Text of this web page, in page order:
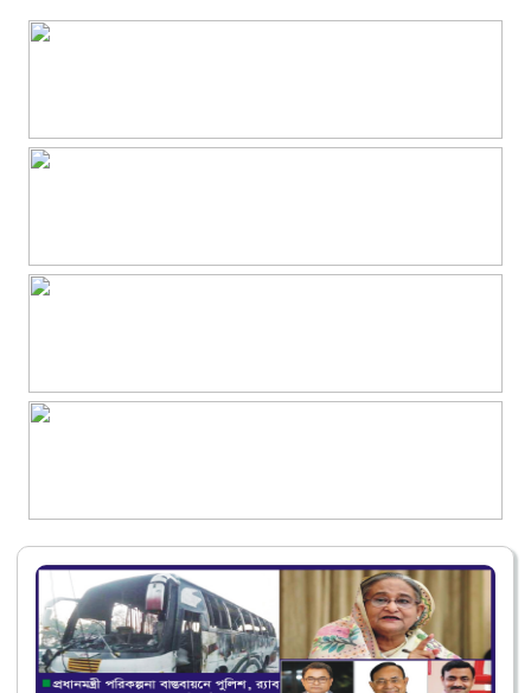
কুমিল্লায় বিপুল মাদক ধ্বংস, দুই মাসে ২৫টি পুশইনের চেষ্টা প্রতিহত করেছে
অর্জন
স্পোকার্নিভাল ২.০ অনুষ্ঠিত হবে আগামীকাল
হোমনায় আইনশৃঙ্খলা কমিটির মাসিক সভা অনুষ্ঠিত
সন্ধার মধ্যে কুমিল্লাসহ ১৩ অঞ্চলে ঝড়ের আভাস, নদীবন্দরে সতর্কবার্তা
গোল্লাছুট শিল্প ও সাহিত্য সম্মাননা পেলেন তাহসিন খান
কুমিল্লা নগরীতে ফের উচ্ছেদ অভিযান, পাঁচজনকে জরিমানা
বন্ধুমহল থেকে বিশ্ববাজারে ‘দেshe’-এর যাত্রা
ট্রেজারার নিয়োগে নোবিপ্রবির শিক্ষকদের উপেক্ষার অভিযোগ
জুলাই আহত শহীদ অধিকার সংরক্ষণ সংস্থার উদ্যোগে জুলাই স্মৃতি ফুটবল
টুর্নামেন্ট অনুষ্ঠিত